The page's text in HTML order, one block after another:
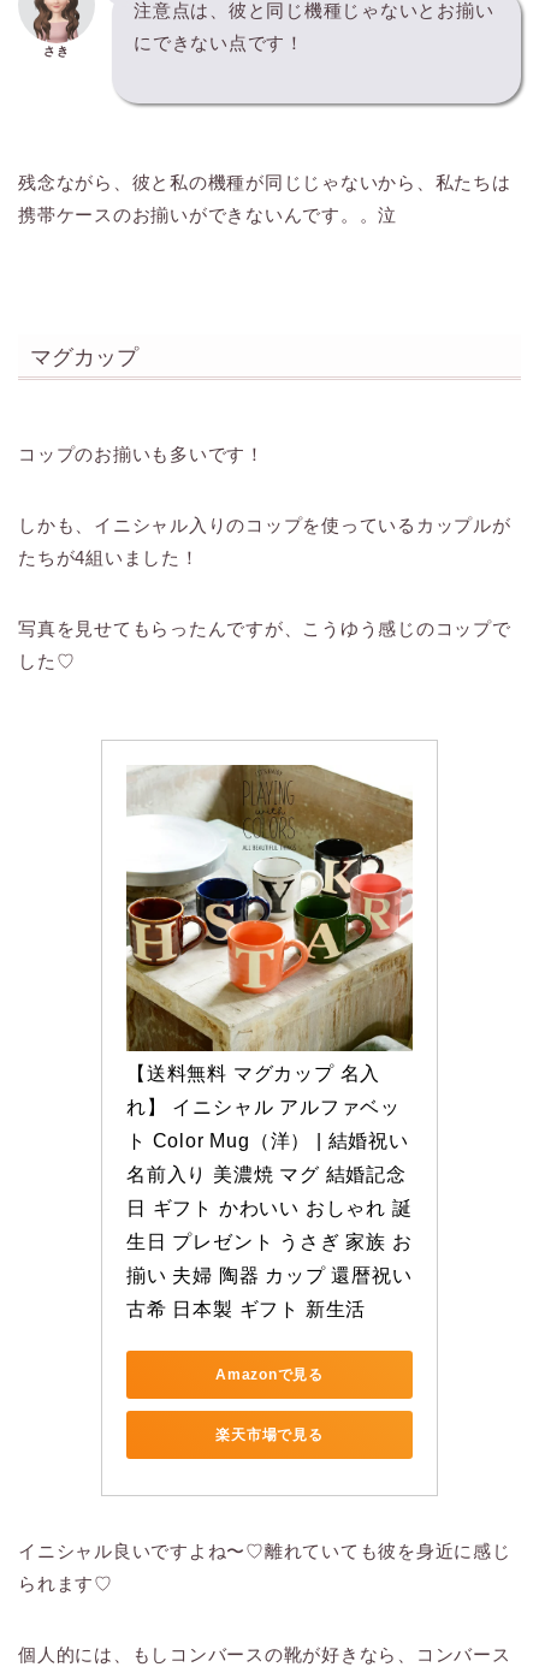
さき
注意点は、彼と同じ機種じゃないとお揃い
にできない点です！
残念ながら、彼と私の機種が同じじゃないから、私たちは
携帯ケースのお揃いができないんです。。泣
マグカップ
コップのお揃いも多いです！
しかも、イニシャル入りのコップを使っているカップルが
たちが4組いました！
写真を見せてもらったんですが、こうゆう感じのコップで
した♡
【送料無料 マグカップ 名入
れ】 イニシャル アルファベッ
ト Color Mug（洋） | 結婚祝い
名前入り 美濃焼 マグ 結婚記念
日 ギフト かわいい おしゃれ 誕
生日 プレゼント うさぎ 家族 お
揃い 夫婦 陶器 カップ 還暦祝い
古希 日本製 ギフト 新生活
Amazonで見る
楽天市場で見る
イニシャル良いですよね〜♡離れていても彼を身近に感じ
られます♡
個人的には、もしコンバースの靴が好きなら、コンバース